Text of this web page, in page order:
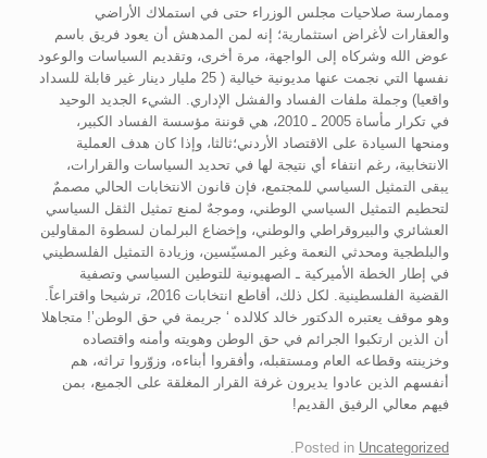
وممارسة صلاحيات مجلس الوزراء حتى في استملاك الأراضي
والعقارات لأغراض استثمارية؛ إنه لمن المدهش أن يعود فريق باسم
عوض الله وشركاه إلى الواجهة، مرة أخرى، وتقديم السياسات والوعود
نفسها التي نجمت عنها مديونية خيالية ( 25 مليار دينار غير قابلة للسداد
واقعيا) وجملة ملفات الفساد والفشل الإداري. الشيء الجديد الوحيد
في تكرار مأساة 2005 ـ 2010، هي قوننة مؤسسة الفساد الكبير،
ومنحها السيادة على الاقتصاد الأردني؛ثالثا، وإذا كان هدف العملية
الانتخابية، رغم انتفاء أي نتيجة لها في تحديد السياسات والقرارات،
يبقى التمثيل السياسي للمجتمع، فإن قانون الانتخابات الحالي مصممٌ
لتحطيم التمثيل السياسي الوطني، وموجهٌ لمنع تمثيل الثقل السياسي
العشائري والبيروقراطي والوطني، وإخضاع البرلمان لسطوة المقاولين
والبلطجية ومحدثي النعمة وغير المسيّسين، وزيادة التمثيل الفلسطيني
في إطار الخطة الأميركية ـ الصهيونية للتوطين السياسي وتصفية
القضية الفلسطينية. لكل ذلك، أقاطع انتخابات 2016، ترشيحا واقتراعاً.
وهو موقف يعتبره الدكتور خالد كلالده ‘ جريمة في حق الوطن’! متجاهلا
أن الذين ارتكبوا الجرائم في حق الوطن وهويته وأمنه واقتصاده
وخزينته وقطاعه العام ومستقبله، وأفقروا أبناءه، وزوّروا تراثه، هم
أنفسهم الذين عادوا يديرون غرفة القرار المغلقة على الجميع، بمن
فيهم معالي الرفيق القديم!
Posted in Uncategorized